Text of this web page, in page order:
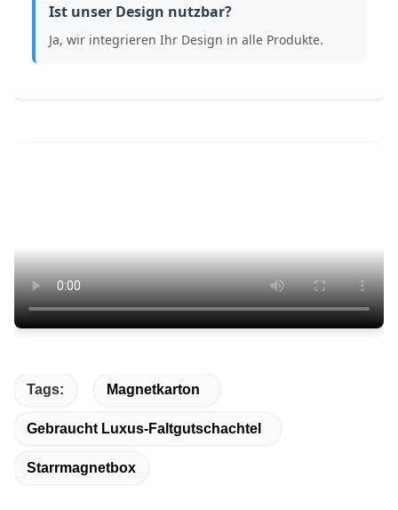
Ist unser Design nutzbar?
Ja, wir integrieren Ihr Design in alle Produkte.
Tags: Magnetkarton
Gebraucht Luxus-Faltgutschachtel
Starrmagnetbox